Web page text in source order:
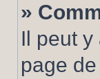
»
Il peut y
page